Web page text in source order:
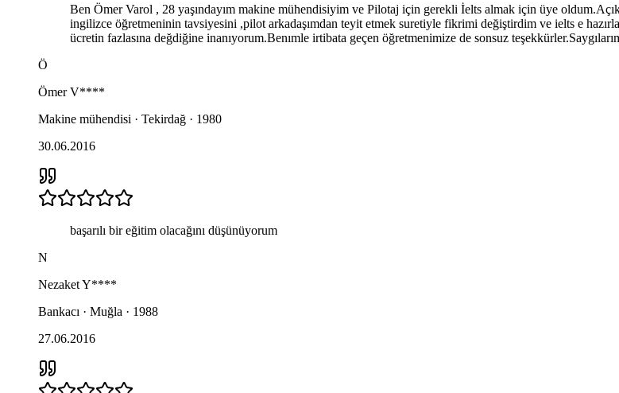
Ben Ömer Varol , 28 yaşındayım makine mühendisiyim ve Pilotaj için gerekli İelts almak için üye
ingilizce öğretmeninin tavsiyesini ,pilot arkadaşımdan teyit etmek suretiyle fikrimi değiştirdim ve ielts e
ücretin fazlasına değdiğine inanıyorum.Benımle irtibata geçen öğretmenimize de sonsuz
Ö
Ömer V****
Makine mühendisi · Tekirdağ · 1980
30.06.2016
başarılı bir eğitim olacağını düşünüyorum
N
NezaketY****
Bankacı · Muğla · 1988
27.06.2016